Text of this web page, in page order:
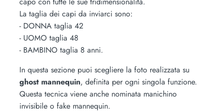
La taglia dei capi da inviarci sono:
- DONNA taglia 42
- UOMO taglia 48
- BAMBINO taglia 8 anni.
In questa sezione puoi scegliere la foto realizzata su
ghost mannequin, definita per ogni singola funzione.
Questa tecnica viene anche nominata manichino
invisibile o fake mannequin.